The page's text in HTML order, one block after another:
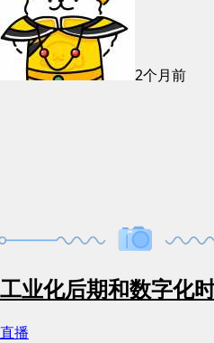
2个月前
工业化后期和数字化
直播